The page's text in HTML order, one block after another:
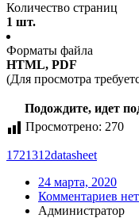
Количество страниц
1 шт.
Форматы файла
HTML, PDF
(Для просмотра
Подождите, идет
Просмотрено: 270
1721312datasheet
24 марта, 2020
Комментариев нет
Администратор